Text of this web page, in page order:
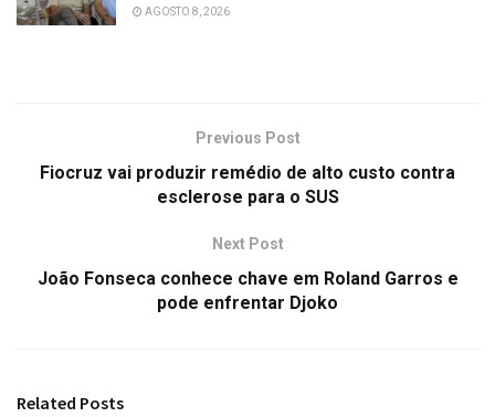
AGOSTO 8, 2026
Previous Post
Fiocruz vai produzir remédio de alto custo contra
esclerose para o SUS
Next Post
João Fonseca conhece chave em Roland Garros e
pode enfrentar Djoko
Related Posts